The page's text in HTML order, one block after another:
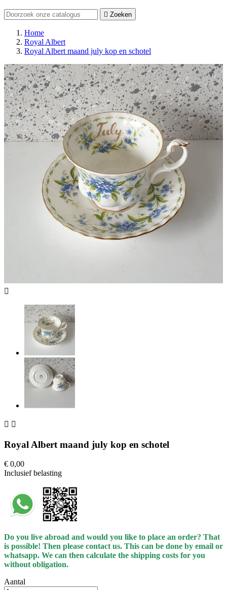
 Zoeken
Home
Royal Albert
Royal Albert maand july kop en schotel

 
Royal Albert maand july kop en schotel
€ 0,00
Inclusief belasting
Do you live abroad and would you like to place an order? That
is possible! Then please contact us. This can be done by email or
whatsapp. We can then calculate the shipping costs for you
without obligation.
Aantal